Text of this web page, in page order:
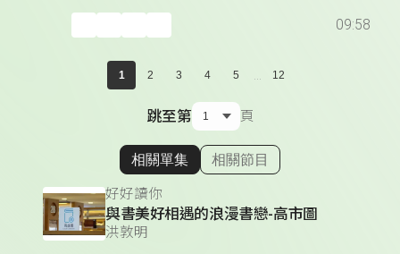
09:58
1 2 3 4 5 ... 12
跳至第 頁
顯示相關單集
相關單集 相關節目
好好讀你
與書美好相遇的浪漫書戀-高市圖
洪敦明